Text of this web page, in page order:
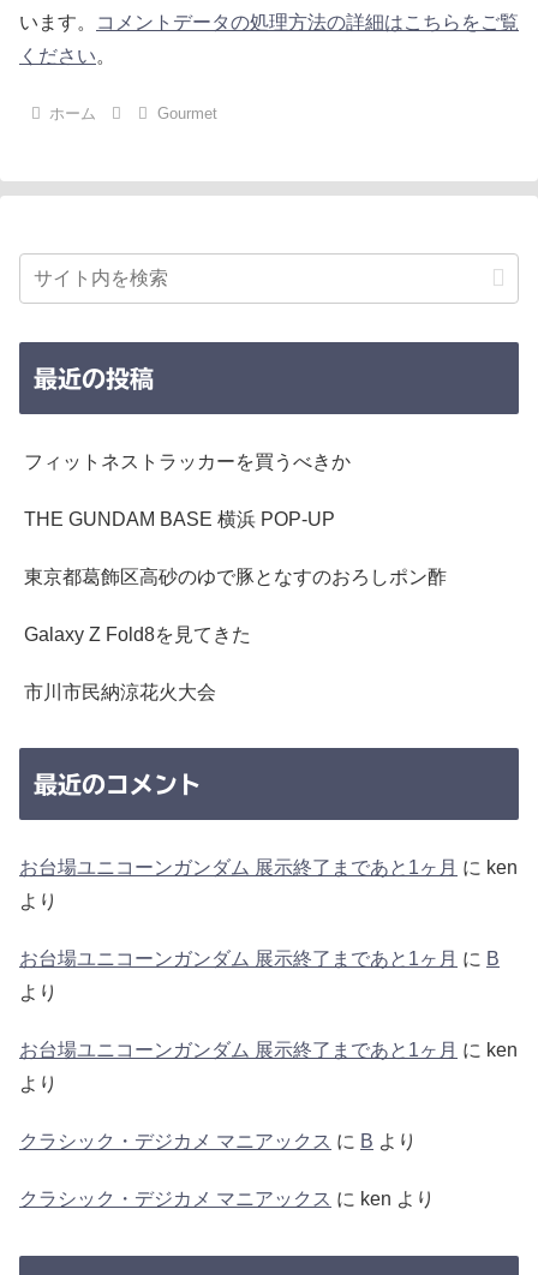
います。
コメントデータの処理方法の詳細はこちらをご覧
ください。
ホーム Gourmet
最近の投稿
フィットネストラッカーを買うべきか
THE GUNDAM BASE 横浜 POP-UP
東京都葛飾区高砂のゆで豚となすのおろしポン酢
Galaxy Z Fold8を見てきた
市川市民納涼花火大会
最近のコメント
お台場ユニコーンガンダム 展示終了まであと1ヶ月 に ken
より
お台場ユニコーンガンダム 展示終了まであと1ヶ月 に B
より
お台場ユニコーンガンダム 展示終了まであと1ヶ月 に ken
より
クラシック・デジカメ マニアックス に B より
クラシック・デジカメ マニアックス に ken より